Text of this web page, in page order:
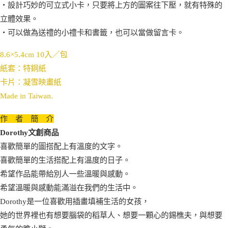
‧設計巧妙的可立式小卡，只要將上方的圖案往下壓，就有特殊的
立體效果。
‧可以做為送禮的小禮卡和書籤，也可以當做留言卡。
8.6×5.4cm 10入／包
紙套：特銅紙
卡片：凝雪映畫紙
Made in Taiwan.
作 者 簡 介
Dorothy文創商品
喜歡簡單的圖搭配上有溫度的文字。
喜歡簡單的生活搭配上有溫度的日子。
希望作品能帶給別人一些溫暖與感動。
希望溫暖與感動能滿溢在我們的生活中。
Dorothy是一位喜歡用插畫填補生活的女孩，
她的世界裡也有想要腦袋的稻草人、想要一顆心的錫樵夫，與想要